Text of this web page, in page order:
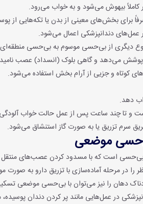
کاملاً بیهوش می‌شود و به خواب می‌رود.
برای بخش‌های معینی از بدن یا تکه‌هایی از
دندانپزشکی اعمال می‌شود.
دیگری از بی‌حسی موسوم به بی‌حسی
پوشش می‌دهد و گاهی بلوک (انسداد) عصب
کوتاه و جزیی از آرام بخش استفاده می‌شود.
دهد.
و تا چند ساعت پس از عمل حالت خواب
سرم تزریق یا به صورت گاز استنشاق می‌شود.
موضعی
است که با مسدود کردن عصب‌های منتقل
را در مرحله آماده‌سازی با تزریق دارو به
دهان را نیز می‌توان با بی‌حسی موضعی
در عمل‌هایی مانند پر کردن دندان